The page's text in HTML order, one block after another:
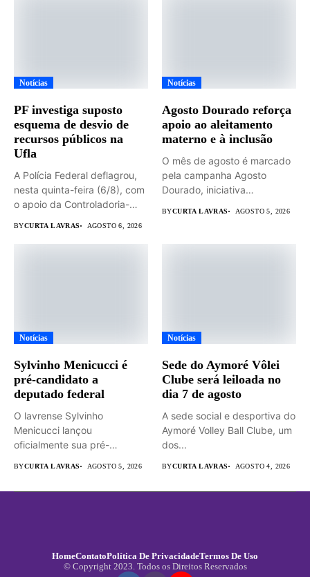
Notícias
PF investiga suposto
esquema de desvio de
recursos públicos na
Ufla
A Polícia Federal deflagrou,
nesta quinta-feira (6/8), com
o apoio da Controladoria-
BYCURTA LAVRAS AGOSTO 6, 2026
Notícias
Agosto Dourado reforça
apoio ao aleitamento
materno e à inclusão
O mês de agosto é marcado
pela campanha Agosto
Dourado, iniciativa
BYCURTA LAVRAS AGOSTO 5, 2026
Notícias
Sylvinho Menicucci é
pré-candidato a
deputado federal
O lavrense Sylvinho
Menicucci lançou
oficialmente sua pré-
BYCURTA LAVRAS AGOSTO 5, 2026
Notícias
Sede do Aymoré Vôlei
Clube será leiloada no
dia 7 de agosto
A sede social e desportiva do
Aymoré Volley Ball Clube, um
dos...
BYCURTA LAVRAS AGOSTO 4, 2026
HomeContatoPolítica De PrivacidadeTermos De Uso
© Copyright 2023. Todos os Direitos Reservados